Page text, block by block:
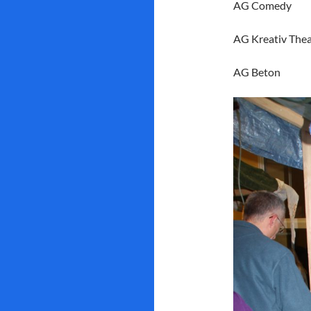
AG Comedy
AG Kreativ
AG Beton